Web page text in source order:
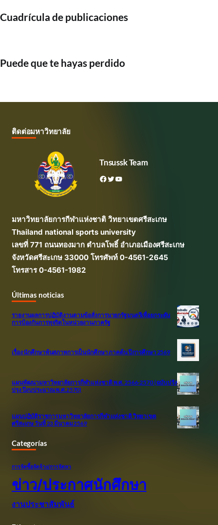
Cuadrícula de publicaciones
Puede que te hayas perdido
ติดต่อมหาวิทยาลัย
Tnsussk Team
Facebook Twitter YouTube
มหาวิทยาลัยการกีฬาแห่งชาติ วิทยาเขตศรีสะเกษ
Thailand national sports university
เลขที่ 771 ถนนทองมาก ตำบลโพธิ์ อำเภอเมืองศรีสะเกษ
จังหวัดศรีสะเกษ 33000 โทรศัพท์ 0-4561-2645
โทรสาร 0-4561-1982
Últimas noticias
รายงานผลการปฏิบัติงานตามข้อสั่งการนายกรัฐมนตรีเพื่อยกระดับ
การป้องกันการทุจริตในหน่วยงานภาครัฐ
เรื่อง นักศึกษาพ้นสภาพการเป็นนักศึกษา ภาคต้น ปีการศึกษา 2569
แผนพัฒนามหาวิทยาลัยการกีฬาแห่งชาติ พ.ศ. 2566-2570 (ฉบับปรัง
ปรุง ปีงบประมาณ พ.ศ.2570)
แผนปฏิบัติราชการ มหาวิทยาลัยการกีฬาแห่งชาติ วิทยาเขต
ศรีสะเกษ วันที่ 23 มีนาคม 2569
Categorías
การจัดซื้อจัดจ้าง/การจัดหา
ข่าว/ประกาศนักศึกษา
งานประชาสัมพันธ์